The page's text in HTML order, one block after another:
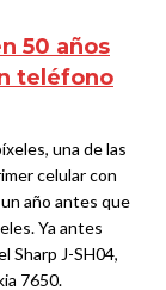
50 años
teléfono
una de las
celular con
año antes que
Ya antes
Sharp J-SH04,
7650.